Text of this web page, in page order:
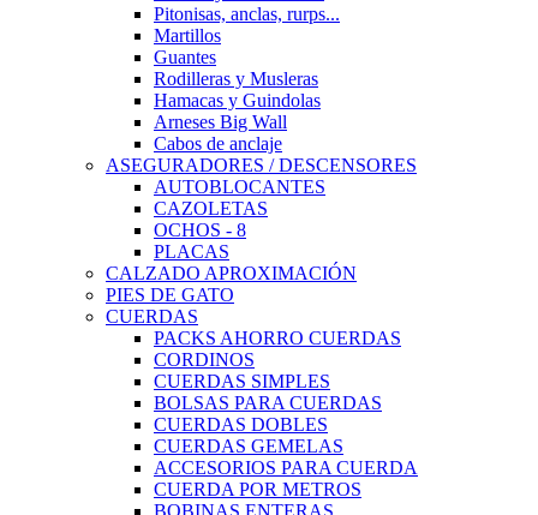
Pitonisas, anclas, rurps...
Martillos
Guantes
Rodilleras y Musleras
Hamacas y Guindolas
Arneses Big Wall
Cabos de anclaje
ASEGURADORES / DESCENSORES
AUTOBLOCANTES
CAZOLETAS
OCHOS - 8
PLACAS
CALZADO APROXIMACIÓN
PIES DE GATO
CUERDAS
PACKS AHORRO CUERDAS
CORDINOS
CUERDAS SIMPLES
BOLSAS PARA CUERDAS
CUERDAS DOBLES
CUERDAS GEMELAS
ACCESORIOS PARA CUERDA
CUERDA POR METROS
BOBINAS ENTERAS